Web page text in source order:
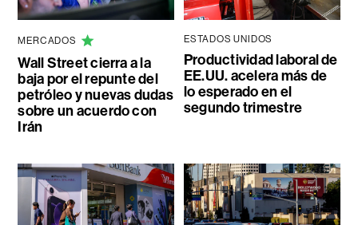
MERCADOS
Wall Street cierra a la
baja por el repunte del
petróleo y nuevas dudas
sobre un acuerdo con
Irán
ESTADOS UNIDOS
Productividad laboral de
EE.UU. acelera más de
lo esperado en el
segundo trimestre